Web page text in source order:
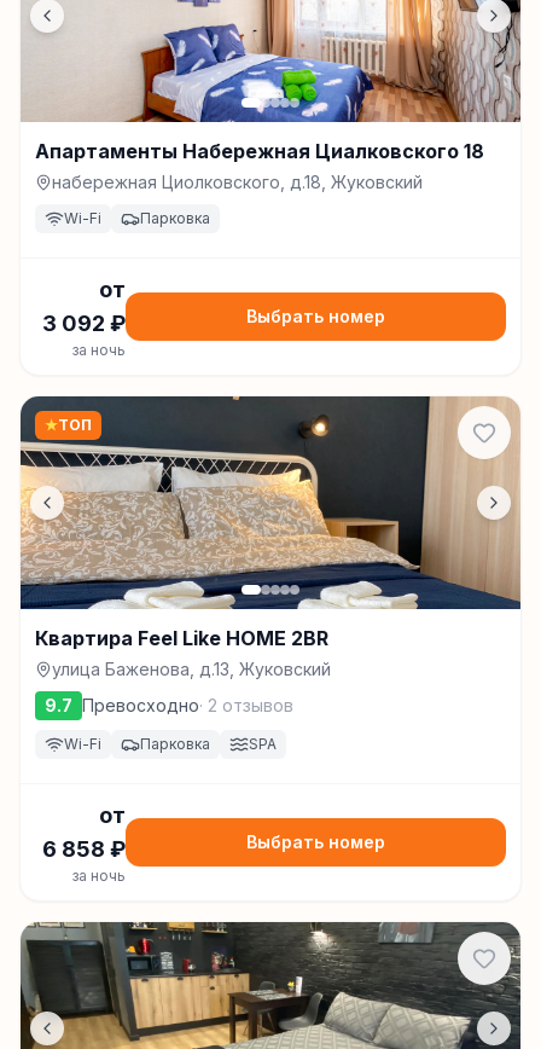
Апартаменты Набережная Циалковского 18
набережная Циолковского, д.18, Жуковский
Wi-Fi Парковка
от
3 092 ₽
за ночь
Выбрать номер
★ТОП
Квартира Feel Like HOME 2BR
улица Баженова, д.13, Жуковский
9.7 Превосходно· 2 отзывов
Wi-Fi Парковка SPA
от
6 858 ₽
за ночь
Выбрать номер